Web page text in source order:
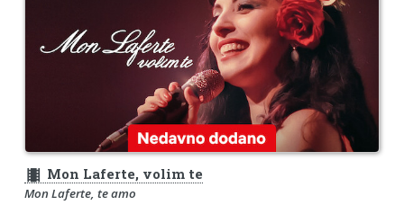
theaters Mon Laferte, volim te
Mon Laferte, te amo